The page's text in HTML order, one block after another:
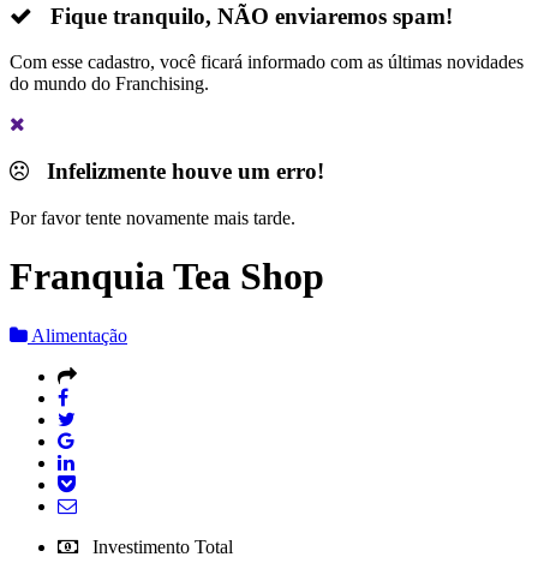
Fique tranquilo, NÃO enviaremos spam!
Com esse cadastro, você ficará informado com as últimas novidades
do mundo do Franchising.
Infelizmente houve um erro!
Por favor tente novamente mais tarde.
Franquia Tea Shop
Alimentação
Investimento Total